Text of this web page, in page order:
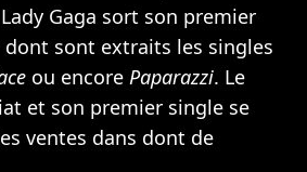
Gaga sort son premier
dont sont extraits les singles
ou encore Paparazzi. Le
et son premier single se
ventes dans dont de